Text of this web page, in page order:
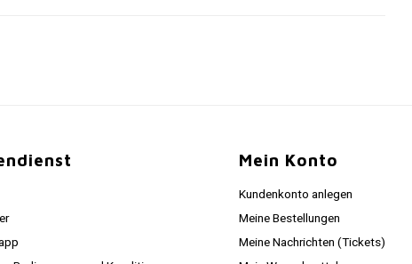
Mein Konto
Kundenkonto anlegen
Meine Bestellungen
Meine Nachrichten (Tickets)